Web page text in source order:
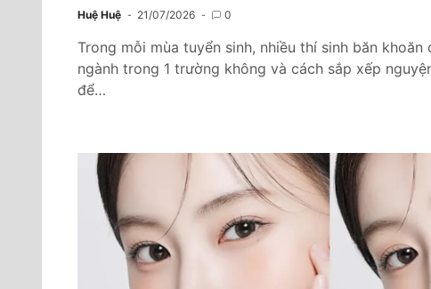
Huệ Huệ 21/07/2026 0
Trong mỗi mùa tuyển sinh, nhiều thí sinh băn
ngành trong 1 trường không và cách sắp xếp
để…